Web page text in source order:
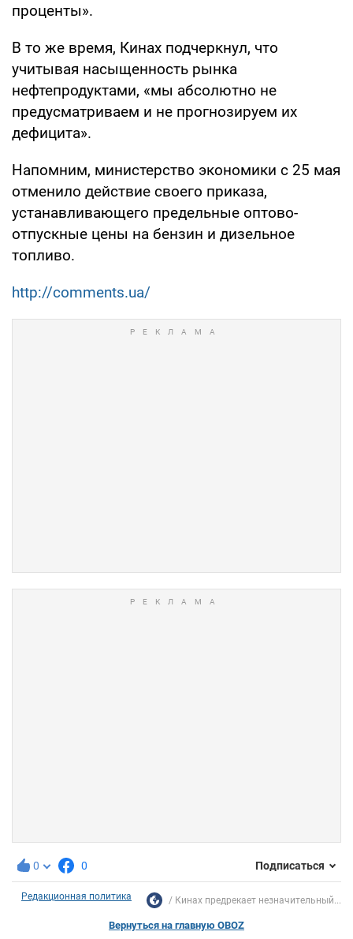
проценты».
В то же время, Кинах подчеркнул, что
учитывая насыщенность рынка
нефтепродуктами, «мы абсолютно не
предусматриваем и не прогнозируем их
дефицита».
Напомним, министерство экономики с 25 мая
отменило действие своего приказа,
устанавливающего предельные оптово-
отпускные цены на бензин и дизельное
топливо.
http://comments.ua/
0 0 Подписаться
Редакционная политика Кинах предрекает незначительный...
Вернуться на главную OBOZ